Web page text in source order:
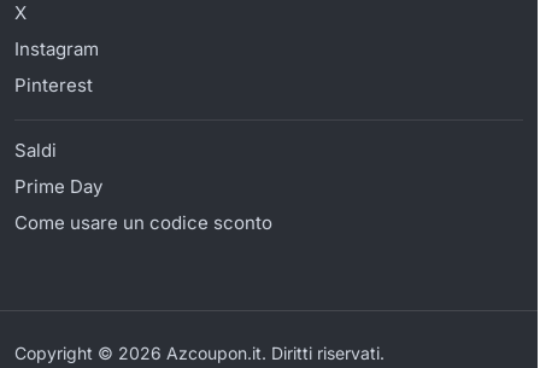
X
Instagram
Pinterest
Saldi
Prime Day
Come usare un codice sconto
Copyright © 2026 Azcoupon.it. Diritti riservati.